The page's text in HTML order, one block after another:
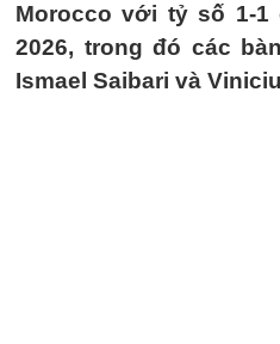
Morocco với tỷ số 1-1
2026, trong đó các
Ismael Saibari và